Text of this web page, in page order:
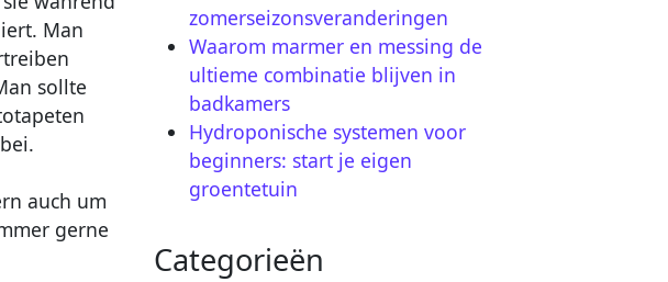
Man
sollte
auch um
gerne
zomerseizonsveranderingen
Waarom marmer en messing de
ultieme combinatie blijven in
badkamers
Hydroponische systemen voor
beginners: start je eigen
groentetuin
Categorieën